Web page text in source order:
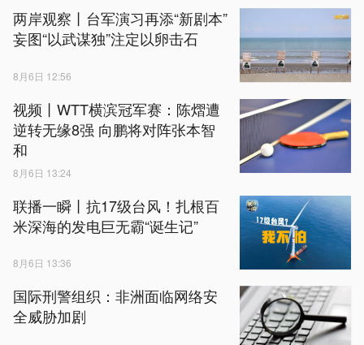
两岸观察丨台军演习再添“新剧本”
妄图“以武谋独”注定以卵击石
8月6日 12:56
视频丨WTT横滨冠军赛：陈熠遭
逆转无缘8强 向鹏将对阵张本智
和
8月6日 13:24
联播一瞬丨抗17级台风！扎根百
米深海的发电巨无霸“诞生记”
8月6日 13:36
国际刑警组织：非洲面临网络安
全威胁加剧